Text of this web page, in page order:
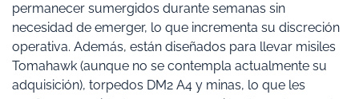
permanecer sumergidos durante semanas sin
necesidad de emerger, lo que incrementa su discreción
operativa. Además, están diseñados para llevar misiles
Tomahawk (aunque no se contempla actualmente su
adquisición), torpedos DM2 A4 y minas, lo que les